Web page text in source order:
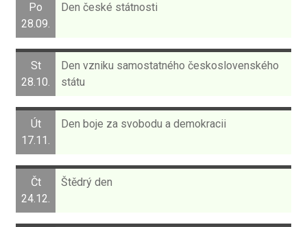
Po
28.09.
Den české státnosti
St
28.10.
Den vzniku samostatného československého
státu
Út
17.11.
Den boje za svobodu a demokracii
Čt
24.12.
Štědrý den